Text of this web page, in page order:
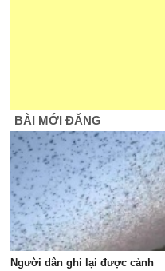
BÀI MỚI ĐĂNG
Người dân ghi lại được cảnh